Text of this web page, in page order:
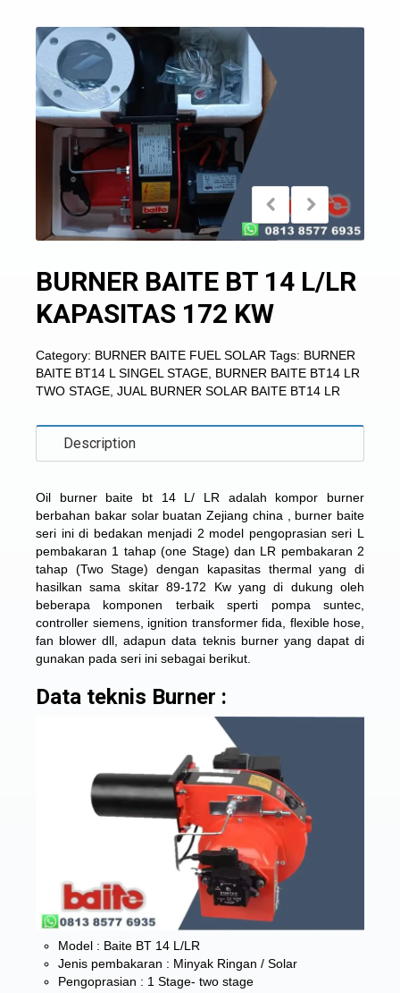
BURNER BAITE BT 14 L/LR
KAPASITAS 172 KW
Category: BURNER BAITE FUEL SOLAR Tags: BURNER
BAITE BT14 L SINGEL STAGE BURNER BAITE BT14 LR
TWO STAGE JUAL BURNER SOLAR BAITE BT14 LR
Description
Oil burner baite bt 14 L/ LR adalah kompor burner
berbahan bakar solar buatan Zejiang china , burner baite
seri ini di bedakan menjadi 2 model pengoprasian seri L
pembakaran 1 tahap (one Stage) dan LR pembakaran 2
tahap (Two Stage) dengan kapasitas thermal yang di
hasilkan sama skitar 89-172 Kw yang di dukung oleh
beberapa komponen terbaik sperti pompa suntec,
controller siemens, ignition transformer fida, flexible hose,
fan blower dll, adapun data teknis burner yang dapat di
gunakan pada seri ini sebagai berikut.
Data teknis Burner :
Model : Baite BT 14 L/LR
Jenis pembakaran : Minyak Ringan / Solar
Pengoprasian : 1 Stage- two stage